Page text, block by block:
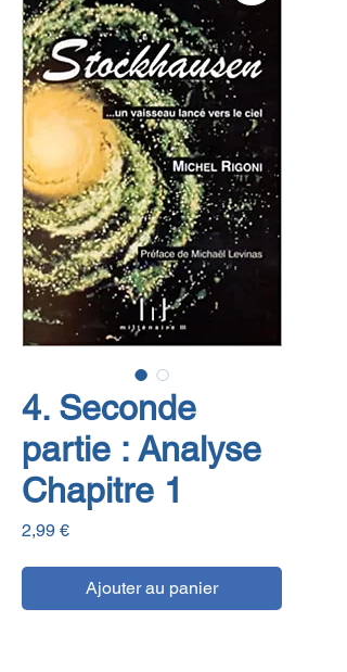
4. Seconde
partie : Analyse
Chapitre 1
2,99 €Prix
Ajouter au panier